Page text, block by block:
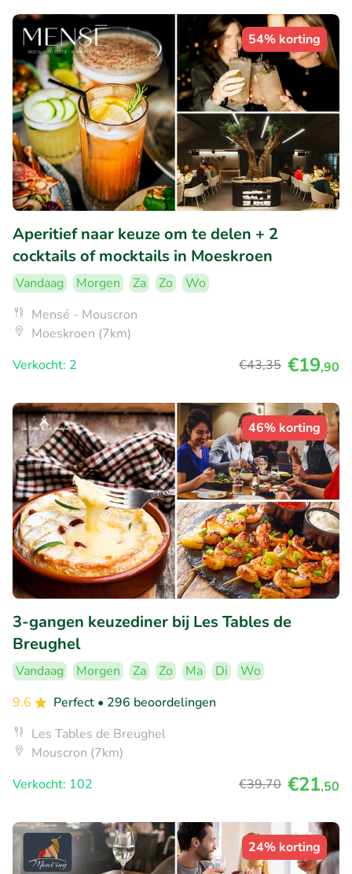
54% korting
Aperitief naar keuze om te delen + 2
cocktails of mocktails in Moeskroen
Vandaag Morgen Za Zo
Wo
Mensé - Mouscron
Moeskroen (7km)
Verkocht: 2
€43,35 €19,90
46% korting
3-gangen keuzediner bij Les Tables de
Breughel
Vandaag Morgen Za Zo Ma Di
Wo
9.6
Perfect • 296 beoordelingen
Les Tables de Breughel
Mouscron (7km)
Verkocht: 102
€39,70 €21,50
24% korting